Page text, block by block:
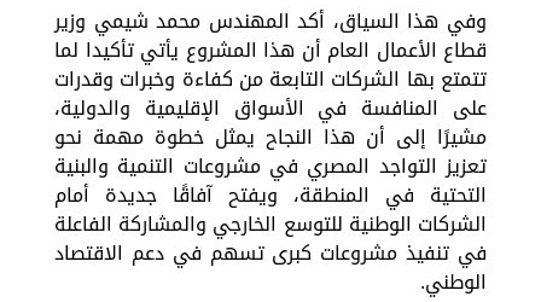
وفي هذا السياق، أكد المهندس محمد شيمي وزير
قطاع الأعمال العام أن هذا المشروع يأتي تأكيدا لما
تتمتع بها الشركات التابعة من كفاءة وخبرات وقدرات
على المنافسة في الأسواق الإقليمية والدولية،
مشيرًا إلى أن هذا النجاح يمثل خطوة مهمة نحو
تعزيز التواجد المصري في مشروعات التنمية والبنية
التحتية في المنطقة، ويفتح آفاقًا جديدة أمام
الشركات الوطنية للتوسع الخارجي والمشاركة الفاعلة
في تنفيذ مشروعات كبرى تسهم في دعم الاقتصاد
الوطني.